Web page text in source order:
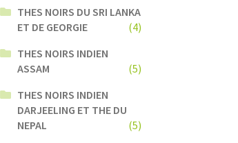
THES NOIRS DU SRI LANKA
ET DE GEORGIE
(4)
THES NOIRS INDIEN
ASSAM
(5)
THES NOIRS INDIEN
DARJEELING ET THE DU
NEPAL
(5)